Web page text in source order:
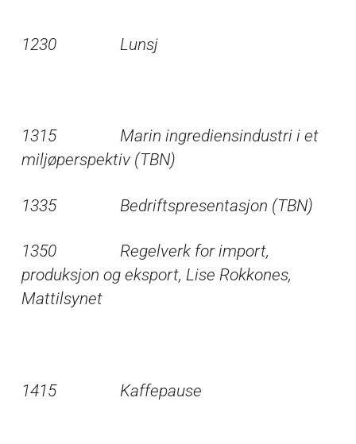
1230 Lunsj
1315 Marin ingrediensindustri i et
miljøperspektiv (TBN)
1335 Bedriftspresentasjon (TBN)
1350 Regelverk for import,
produksjon og eksport, Lise Rokkones,
Mattilsynet
1415 Kaffepause